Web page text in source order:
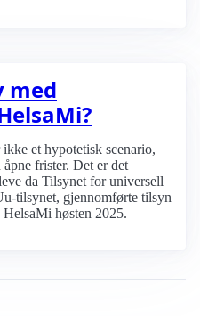
med
et hypotetisk scenario,
frister. Det er det
da Tilsynet for universell
tilsynet, gjennomførte tilsyn
høsten 2025.